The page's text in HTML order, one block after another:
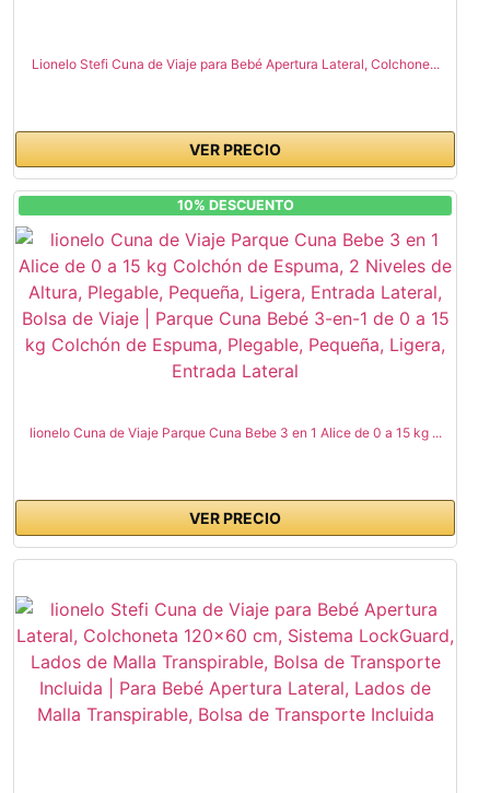
Lionelo Stefi Cuna de Viaje para Bebé Apertura Lateral, Colchone...
VER PRECIO
10% DESCUENTO
lionelo Cuna de Viaje Parque Cuna Bebe 3 en 1 Alice de 0 a 15 kg ...
VER PRECIO